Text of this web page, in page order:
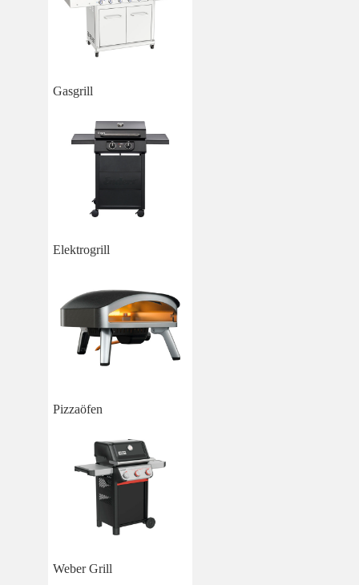
Gasgrill
Elektrogrill
Pizzaöfen
Weber Grill